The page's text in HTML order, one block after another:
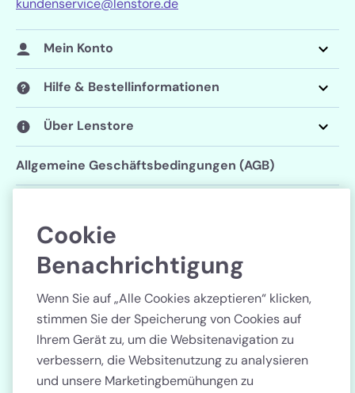
kundenservice@lenstore.de
Mein Konto
Hilfe & Bestellinformationen
Über Lenstore
Allgemeine Geschäftsbedingungen (AGB)
Cookie-Einstellungen
Land
Cookie
Benachrichtigung
Wenn Sie auf „Alle Cookies akzeptieren“ klicken,
stimmen Sie der Speicherung von Cookies auf
Ihrem Gerät zu, um die Websitenavigation zu
verbessern, die Websitenutzung zu analysieren
und unsere Marketingbemühungen zu